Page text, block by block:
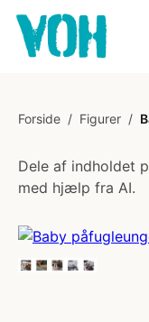
Forside / Figurer /
Dele af indholdet
med hjælp fra AI.